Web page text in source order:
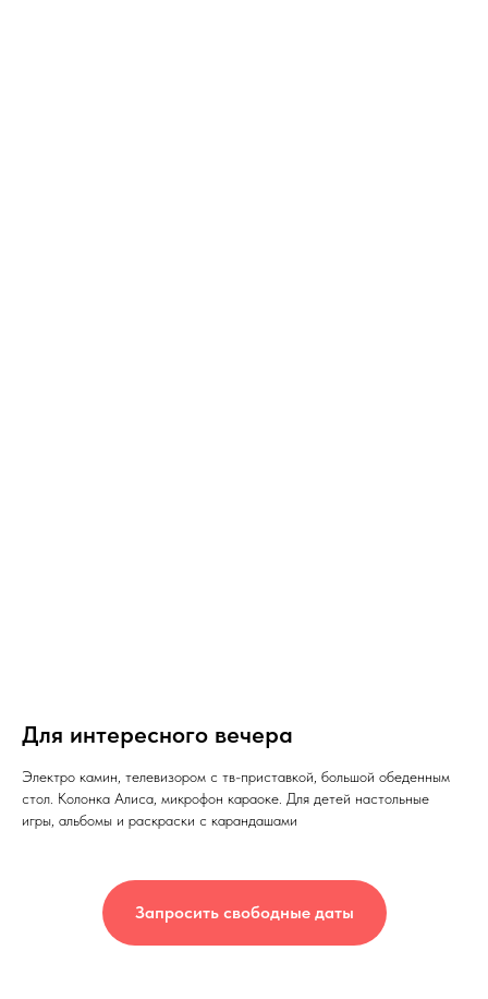
Для интересного вечера
Электро камин, телевизором с тв-приставкой, большой обеденным
стол. Колонка Алиса, микрофон караоке. Для детей настольные
игры, альбомы и раскраски с карандашами
Запросить свободные даты